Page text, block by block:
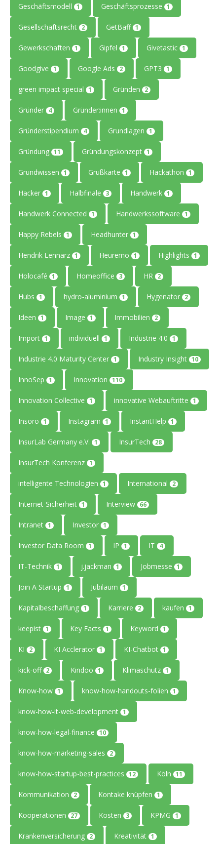
Geschäftsmodell 1 Geschäftsprozesse 1
Gesellschaftsrecht 2 GetBaff 1
Gewerkschaften 1 Gipfel 1 Givetastic 1
Goodgive 1 Google Ads 2 GPT3 1
green impact special 1 Gründen 2
Gründer 4 Gründer:innen 1
Gründerstipendium 4 Grundlagen 1
Gründung 11 Gründungskonzept 1
Grundwissen 1 Grußkarte 1 Hackathon 1
Hacker 1 Halbfinale 3 Handwerk 1
Handwerk Connected 1 Handwerkssoftware 1
Happy Rebels 1 Headhunter 1
Hendrik Lennarz 1 Heuremo 1 Highlights 1
Holocafé 1 Homeoffice 3 HR 2
Hubs 1 hydro-aluminium 1 Hygenator 2
Ideen 1 Image 1 Immobilien 2
Import 1 individuell 1 Industrie 4.0 1
Industrie 4.0 Maturity Center 1 Industry Insight 10
InnoSep 1 Innovation 110
Innovation Collective 1 innovative Webauftritte 1
Insoro 1 Instagram 1 InstantHelp 1
InsurLab Germany e.V. 1 InsurTech 28
InsurTech Konferenz 1
intelligente Technologien 1 International 2
Internet-Sicherheit 1 Interview 66
Intranet 1 Investor 1
Investor Data Room 1 IP 1 IT 4
IT-Technik 1 j.jackman 1 Jobmesse 1
Join A Startup 1 Jubiläum 1
Kapitalbeschaffung 1 Karriere 2 kaufen 1
keepist 1 Key Facts 1 Keyword 1
KI 2 KI Acclerator 1 KI-Chatbot 1
kick-off 2 Kindoo 1 Klimaschutz 1
Know-how 1 know-how-handouts-folien 1
know-how-it-web-development 1
know-how-legal-finance 10
know-how-marketing-sales 2
know-how-startup-best-practices 12 Köln 11
Kommunikation 2 Kontake knüpfen 1
Kooperationen 27 Kosten 3 KPMG 1
Krankenversicherung 2 Kreativität 1